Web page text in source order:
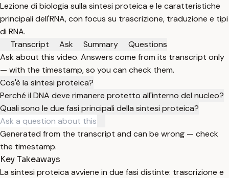
Lezione di biologia sulla sintesi proteica e le caratteristiche
principali dell'RNA, con focus su trascrizione, traduzione e tipi
di RNA.
Transcript
Ask Summary
Questions
Ask about this video. Answers come from its transcript only
— with the timestamp, so you can check them.
Cos'è la sintesi proteica?
Perché il DNA deve rimanere protetto all'interno del nucleo?
Quali sono le due fasi principali della sintesi proteica?
Generated from the transcript and can be wrong — check
the timestamp.
Key Takeaways
La sintesi proteica avviene in due fasi distinte: trascrizione e